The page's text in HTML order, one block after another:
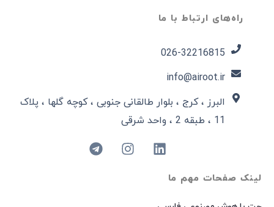
لینک صفحات مهم ما
راه‌های ارتباط با ما
026-32216815​
info@airoot.ir
البرز ، کرج ، بلوار طالقانی جنوبی ، کوچه گلها ، پلاک
11 ، طبقه 2 ، واحد شرقی